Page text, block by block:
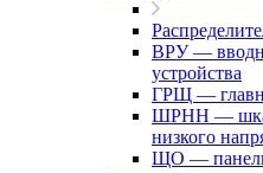
ВРУ —
устройства
ГРЩ —
ШРНН —
низкого
ЩО — панели